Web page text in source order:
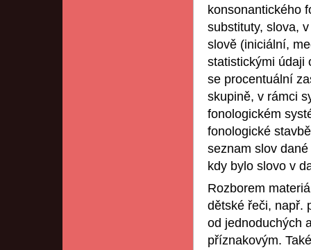
konsonantického
substituty, slova,
slově (iniciální,
statistickými údaji
se procentuální
skupině, v rámci
fonologickém
fonologické
seznam slov
kdy bylo slovo v
Rozborem
dětské řeči, např.
od jednoduchých
příznakovým.